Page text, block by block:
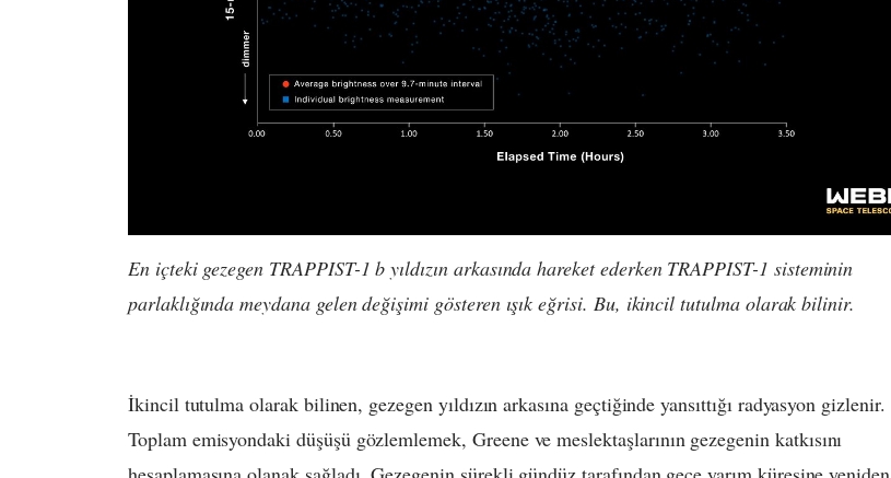
En içteki gezegen TRAPPIST-1 b yıldızın arkasında hareket ederken TRAPPIST-1 sisteminin
parlaklığında meydana gelen değişimi gösteren ışık eğrisi. Bu, ikincil tutulma olarak bilinir.
İkincil tutulma olarak bilinen, gezegen yıldızın arkasına geçtiğinde yansıttığı radyasyon gizlenir.
Toplam emisyondaki düşüşü gözlemlemek, Greene ve meslektaşlarının gezegenin katkısını